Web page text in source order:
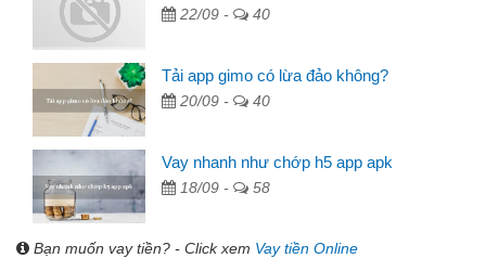
22/09 - 40
Tải app gimo có lừa đảo không?
20/09 - 40
Vay nhanh như chớp h5 app apk
18/09 - 58
Bạn muốn vay tiền? - Click xem Vay tiền Online